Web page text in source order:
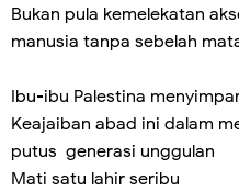
Bukan pula kemelekatan
manusia tanpa sebelah
Ibu-ibu Palestina
Keajaiban abad ini dalam
putus generasi unggulan
Mati satu lahir seribu